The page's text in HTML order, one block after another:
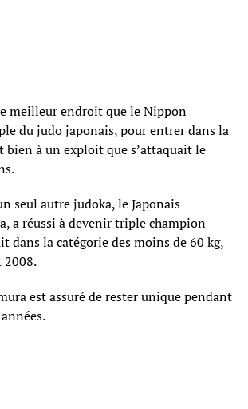
meilleur endroit que le Nippon
du judo japonais, pour entrer dans la
bien à un exploit que s’attaquait le
seul autre judoka, le Japonais
a réussi à devenir triple champion
dans la catégorie des moins de 60 kg,
2008.
est assuré de rester unique pendant